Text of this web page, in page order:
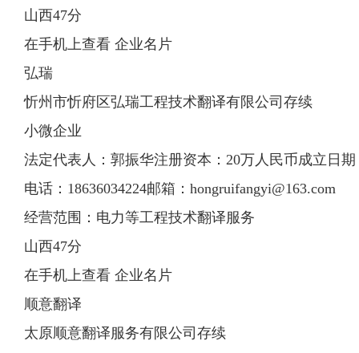
山西47分
在手机上查看 企业名片
弘瑞
忻州市忻府区弘瑞工程技术翻译有限公司存续
小微企业
法定代表人：郭振华注册资本：20万人民币成立日期
电话：18636034224邮箱： hongruifangyi@163.com
经营范围：电力等工程技术翻译服务
山西47分
在手机上查看 企业名片
顺意翻译
太原顺意翻译服务有限公司存续